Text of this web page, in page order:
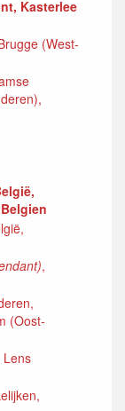
Kasterlee
(West-
,
(Oost-